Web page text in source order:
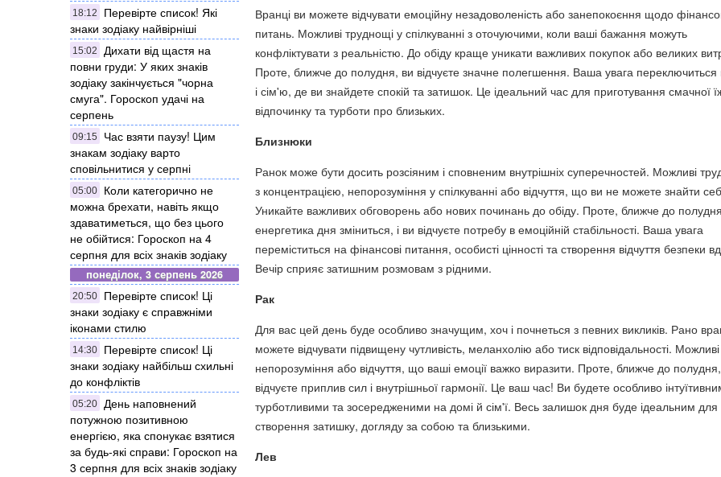
18:12
Перевірте список! Які
знаки зодіаку найвірніші
15:02
Дихати від щастя на
повни груди: У яких знаків
зодіаку закінчується "чорна
смуга". Гороскоп удачі на
серпень
09:15
Час взяти паузу! Цим
знакам зодіаку варто
сповільнитися у серпні
05:00
Коли категорично не
можна брехати, навіть якщо
здаватиметься, що без цього
не обійтися: Гороскоп на 4
серпня для всіх знаків зодіаку
понеділок, 3 серпень 2026
20:50
Перевірте список! Ці
знаки зодіаку є справжніми
іконами стилю
14:30
Перевірте список! Ці
знаки зодіаку найбільш схильні
до конфліктів
05:20 День наповнений
потужною позитивною
енергією, яка спонукає взятися
за будь-які справи: Гороскоп на
3 серпня для всіх знаків зодіаку
Вранці ви можете відчувати емоційну незадоволеність або занепокоєння щодо
питань. Можливі труднощі у спілкуванні з оточуючими, коли ваші бажання можуть
конфліктувати з реальністю. До обіду краще уникати важливих покупок або великих
Проте, ближче до полудня, ви відчуєте значне полегшення. Ваша увага переключиться
і сім'ю, де ви знайдете спокій та затишок. Це ідеальний час для приготування смачної
відпочинку та турботи про близьких.
Близнюки
Ранок може бути досить розсіяним і сповненим внутрішніх суперечностей. Можливі
з концентрацією, непорозуміння у спілкуванні або відчуття, що ви не можете знайти
Уникайте важливих обговорень або нових починань до обіду. Проте, ближче до
енергетика дня зміниться, і ви відчуєте потребу в емоційній стабільності. Ваша увага
переміститься на фінансові питання, особисті цінності та створення відчуття безпеки
Вечір сприяє затишним розмовам з рідними.
Рак
Для вас цей день буде особливо значущим, хоч і почнеться з певних викликів. Рано
можете відчувати підвищену чутливість, меланхолію або тиск відповідальності. Можливі
непорозуміння або відчуття, що ваші емоції важко виразити. Проте, ближче до
відчуєте приплив сил і внутрішньої гармонії. Це ваш час! Ви будете особливо
турботливими та зосередженими на домі й сім'ї. Весь залишок дня буде ідеальним для
створення затишку, догляду за собою та близькими.
Лев